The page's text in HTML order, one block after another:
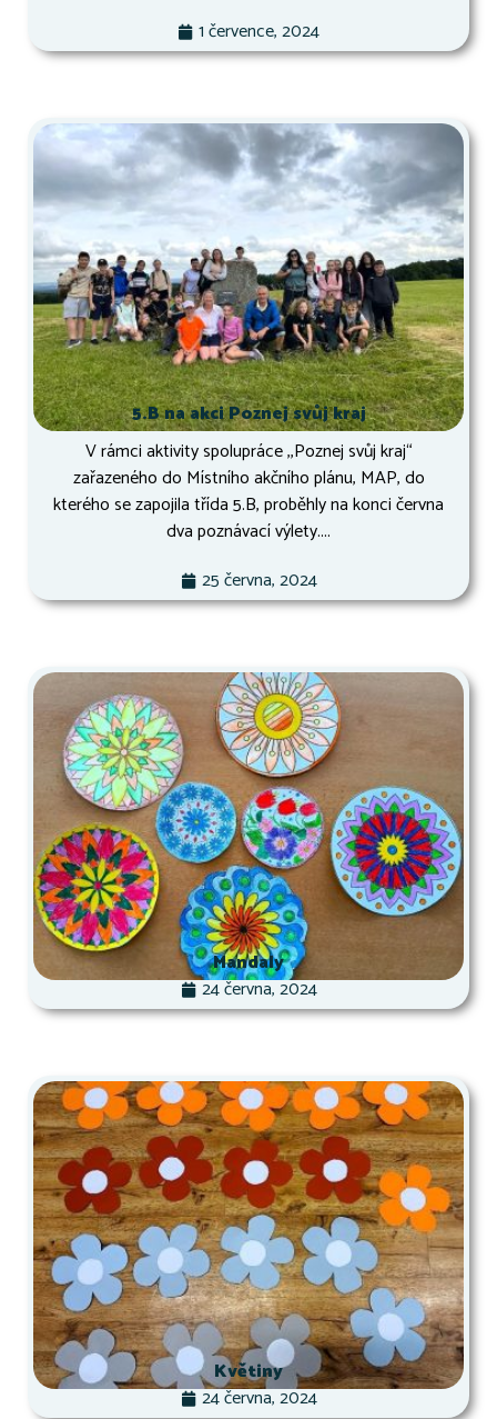
1 července, 2024
5.B na akci Poznej svůj kraj
V rámci aktivity spolupráce ,,Poznej svůj kraj“
zařazeného do Místního akčního plánu, MAP, do
kterého se zapojila třída 5.B, proběhly na konci června
dva poznávací výlety....
25 června, 2024
Mandaly
24 června, 2024
Květiny
24 června, 2024